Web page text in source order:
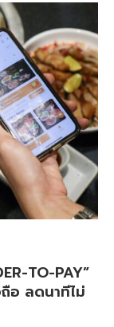
TO-PAY”
อ ลดนาทีไม่